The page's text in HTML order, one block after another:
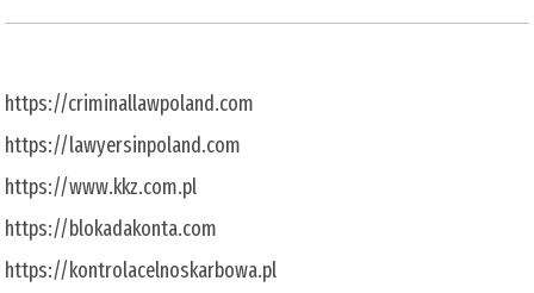
https://criminallawpoland.com
https://lawyersinpoland.com
https://www.kkz.com.pl
https://blokadakonta.com
https://kontrolacelnoskarbowa.pl